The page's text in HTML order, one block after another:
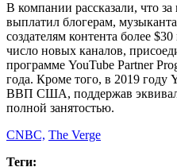
В компании рассказали, что
выплатил блогерам,
создателям контента более
число новых каналов,
программе YouTube Partner
года. Кроме того, в 2019 году
ВВП США, поддержав
полной занятостью.
CNBC, The Verge
Теги: